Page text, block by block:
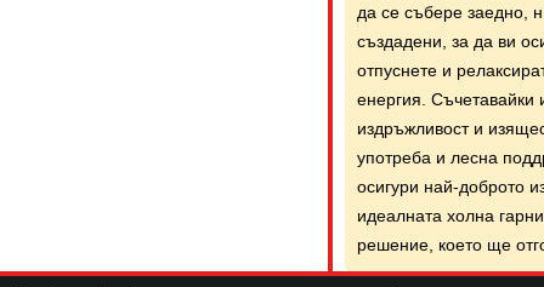
да се събере заедно,
създадени, за да ви
отпуснете и
енергия. Съчетавайки
издръжливост и
употреба и лесна
осигури най-доброто
идеалната холна
решение, което ще